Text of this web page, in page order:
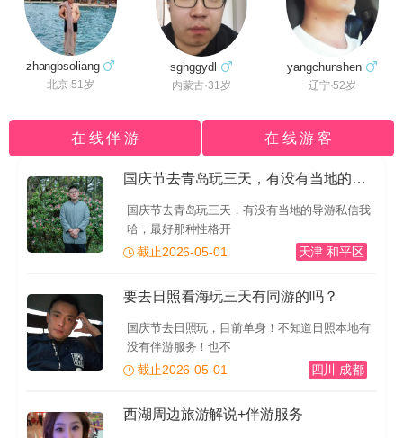
zhangbsoliang
北京·51岁
sghggydl
内蒙古·31岁
yangchunshen
辽宁·52岁
在 线 伴 游 在 线 游 客
国庆节去青岛玩三天，有没有当地的导游私信我哈
国庆节去青岛玩三天，有没有当地的导游私信我
哈，最好那种性格开
截止2026-05-01 天津 和平区
要去日照看海玩三天有同游的吗？
国庆节去日照玩，目前单身！不知道日照本地有
没有伴游服务！也不
截止2026-05-01 四川 成都
西湖周边旅游解说+伴游服务